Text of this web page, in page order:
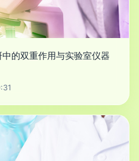
的双重作用与实验室仪器